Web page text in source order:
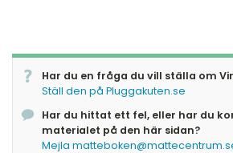
Har du en fråga du vill ställa om
Ställ den på Pluggakuten.se
Har du hittat ett fel, eller har du
materialet på den här sidan?
Mejla
Tid &